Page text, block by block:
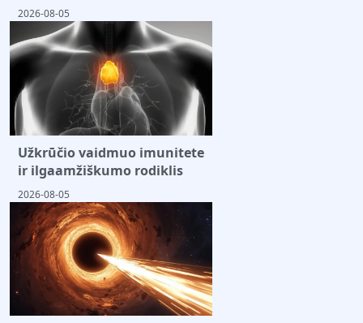
2026-08-05
Užkrūčio vaidmuo imunitete
ir ilgaamžiškumo rodiklis
2026-08-05